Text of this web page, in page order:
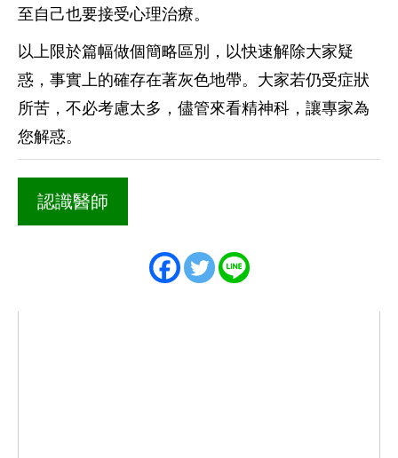
至自己也要接受心理治療。
以上限於篇幅做個簡略區別，以快速解除大家疑
惑，事實上的確存在著灰色地帶。大家若仍受症狀
所苦，不必考慮太多，儘管來看精神科，讓專家為
您解惑。
認識醫師